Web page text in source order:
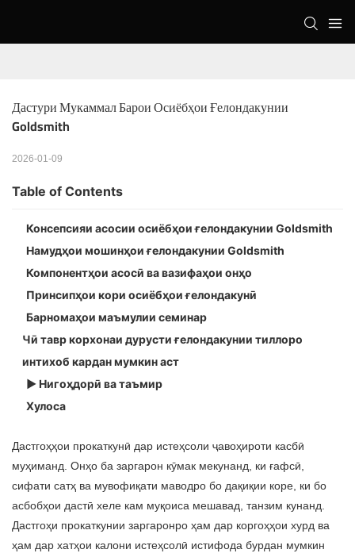
Дастури Мукаммал Барои Осиёбҳои Ғелондакунии
Goldsmith
2026-01-09
Table of Contents
Консепсияи асосии осиёбҳои ғелондакунии Goldsmith
Намудҳои мошинҳои ғелондакунии Goldsmith
Компонентҳои асосӣ ва вазифаҳои онҳо
Принсипҳои кори осиёбҳои ғелондакунӣ
Барномаҳои маъмулии семинар
Чӣ тавр корхонаи дурусти ғелондакунии тиллоро
интихоб кардан мумкин аст
▶ Нигоҳдорӣ ва таъмир
Хулоса
Дастгоҳҳои прокаткунӣ дар истеҳсоли ҷавоҳироти касбӣ
муҳиманд. Онҳо ба заргарон кӯмак мекунанд, ки ғафсӣ,
сифати сатҳ ва мувофиқати маводро бо дақиқии коре, ки бо
асбобҳои дастӣ хеле кам муқоиса мешавад, танзим кунанд.
Дастгоҳи прокаткунии заргаронро ҳам дар коргоҳҳои хурд ва
ҳам дар хатҳои калони истеҳсолӣ истифода бурдан мумкин